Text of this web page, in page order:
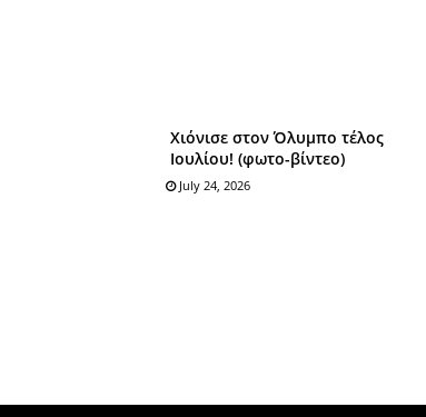
Χιόνισε στον Όλυμπο τέλος
Ιουλίου! (φωτο-βίντεο)
July 24, 2026